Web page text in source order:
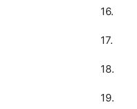
16.
17.
18.
19.